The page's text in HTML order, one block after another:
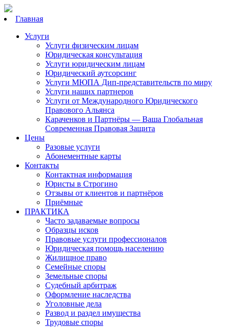
Главная
Услуги
Услуги физическим лицам
Юридическая консультация
Услуги юридическим лицам
Юридический аутсорсинг
Услуги МЮПА Дип-представительств по миру
Услуги наших партнеров
Услуги от Международного Юридического
Правового Альянса
Караченков и Партнёры — Ваша Глобальная
Современная Правовая Защита
Цены
Разовые услуги
Абонементные карты
Контакты
Контактная информация
Юристы в Строгино
Отзывы от клиентов и партнёров
Приёмные
ПРАКТИКА
Часто задаваемые вопросы
Образцы исков
Правовые услуги профессионалов
Юридическая помощь населению
Жилищное право
Семейные споры
Земельные споры
Судебный арбитраж
Оформление наследства
Уголовные дела
Развод и раздел имущества
Трудовые споры